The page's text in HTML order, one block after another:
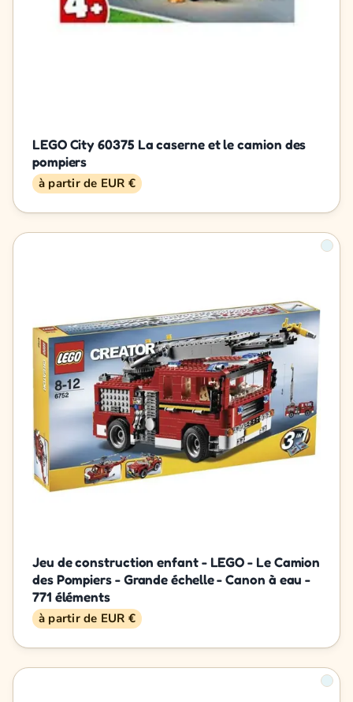
LEGO City 60375 La caserne et le camion des
pompiers
à partir de EUR €
Jeu de construction enfant - LEGO - Le Camion
des Pompiers - Grande échelle - Canon à eau -
771 éléments
à partir de EUR €